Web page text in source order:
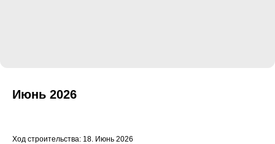
Июнь 2026
Ход строительства: 18. Июнь 2026